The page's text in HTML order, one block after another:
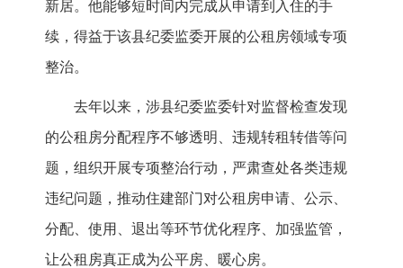
新居。他能够短时间内完成从申请到入住的手
续，得益于该县纪委监委开展的公租房领域专项
整治。
去年以来，涉县纪委监委针对监督检查发现
的公租房分配程序不够透明、违规转租转借等问
题，组织开展专项整治行动，严肃查处各类违规
违纪问题，推动住建部门对公租房申请、公示、
分配、使用、退出等环节优化程序、加强监管，
让公租房真正成为公平房、暖心房。